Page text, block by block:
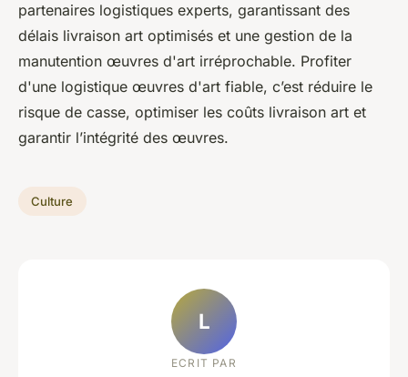
partenaires logistiques experts, garantissant des
délais livraison art optimisés et une gestion de la
manutention œuvres d'art irréprochable. Profiter
d'une logistique œuvres d'art fiable, c’est réduire le
risque de casse, optimiser les coûts livraison art et
garantir l’intégrité des œuvres.
Culture
L
ECRIT PAR